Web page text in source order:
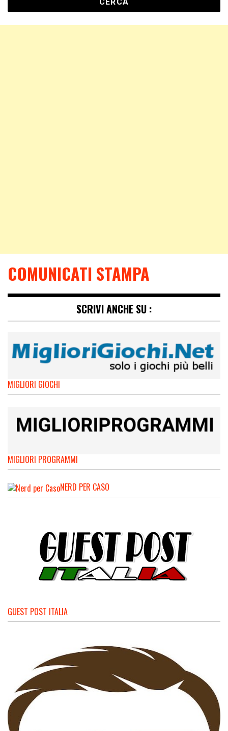
COMUNICATI STAMPA
SCRIVI ANCHE SU :
MIGLIORI GIOCHI
MIGLIORI PROGRAMMI
NERD PER CASO
GUEST POST ITALIA